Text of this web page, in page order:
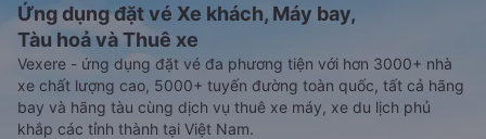
Ứng dụng đặt vé Xe khách, Máy bay,
Tàu hoả và Thuê xe
Vexere - ứng dụng đặt vé đa phương tiện với hơn 3000+ nhà
xe chất lượng cao, 5000+ tuyến đường toàn quốc, tất cả hãng
bay và hãng tàu cùng dịch vụ thuê xe máy, xe du lịch phủ
khắp các tỉnh thành tại Việt Nam.